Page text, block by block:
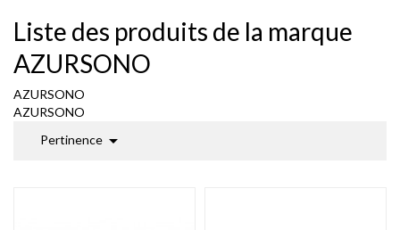
Liste des produits de la marque
AZURSONO
AZURSONO
AZURSONO
Pertinence 